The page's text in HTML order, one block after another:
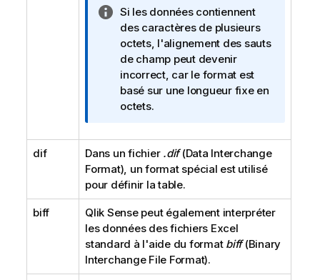
N
o
t
e
I
n
f
r
m
a
t
i
o
n
s
Si les données contiennent
des caractères de plusieurs
octets, l'alignement des sauts
de champ peut devenir
incorrect, car le format est
basé sur une longueur fixe en
octets.
dif Dans un fichier .dif(Data Interchange
Format), un format spécial est utilisé
pour définir la table.
biff Qlik Sensepeut également interpréter
les données des fichiers Excel
standard à l'aide du format biff(Binary
Interchange File Format).